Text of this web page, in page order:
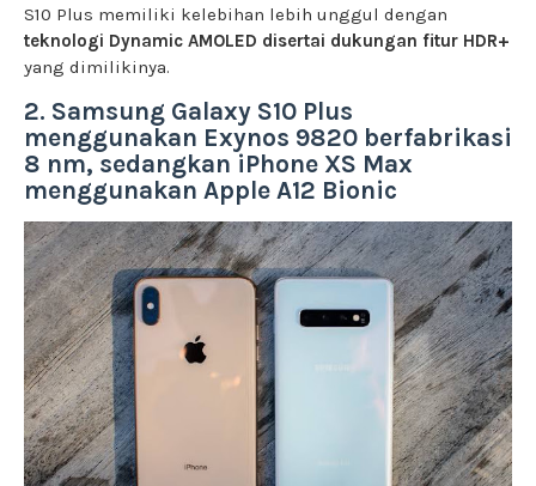
S10 Plus memiliki kelebihan lebih unggul dengan
teknologi Dynamic AMOLED disertai dukungan fitur HDR+
yang dimilikinya.
2. Samsung Galaxy S10 Plus
menggunakan Exynos 9820 berfabrikasi
8 nm, sedangkan iPhone XS Max
menggunakan Apple A12 Bionic